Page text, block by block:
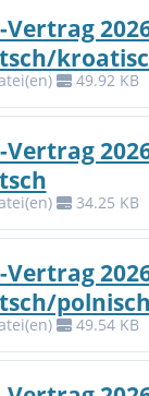
Vertrag
49.92 KB
Vertrag
34.25 KB
Vertrag
polnisch
49.54 KB